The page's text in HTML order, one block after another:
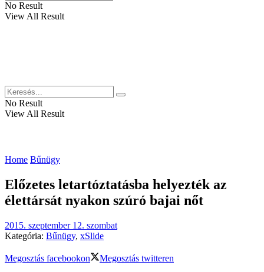
No Result
View All Result
No Result
View All Result
Home Bűnügy
Előzetes letartóztatásba helyezték az
élettársát nyakon szúró bajai nőt
2015. szeptember 12. szombat
Kategória: Bűnügy, xSlide
Megosztás facebookon
Megosztás twitteren